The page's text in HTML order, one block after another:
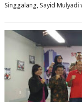
Singgalang, Sayid Mulyadi